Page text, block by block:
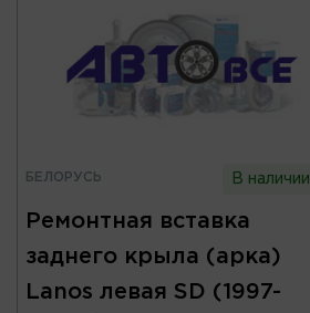
БЕЛОРУСЬ В наличии
Ремонтная вставка
заднего крыла (арка)
Lanos левая SD (1997-